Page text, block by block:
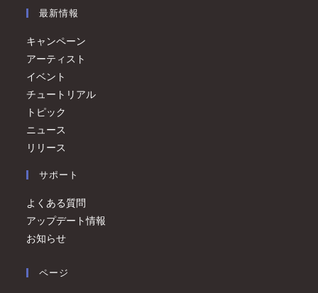
最新情報
キャンペーン
アーティスト
イベント
チュートリアル
トピック
ニュース
リリース
サポート
よくある質問
アップデート情報
お知らせ
ページ